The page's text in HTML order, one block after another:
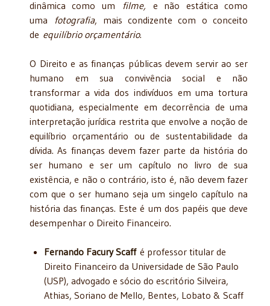
dinâmica como um
filme,e não estática como
uma fotografia, mais condizente com o conceito
de equilíbrio orçamentário.
O Direito e as finanças públicas devem servir ao ser
humano em sua convivência social e não
transformar a vida dos indivíduos em uma tortura
quotidiana, especialmente em decorrência de uma
interpretação jurídica restrita que envolve a noção de
equilíbrio orçamentário ou de sustentabilidade da
dívida. As finanças devem fazer parte da história do
ser humano e ser um capítulo no livro de sua
existência, e não o contrário, isto é, não devem fazer
com que o ser humano seja um singelo capítulo na
história das finanças. Este é um dos papéis que deve
desempenhar o Direito Financeiro.
Fernando Facury Scaff é professor titular de
Direito Financeiro da Universidade de São Paulo
(USP), advogado e sócio do escritório Silveira,
Athias, Soriano de Mello, Bentes, Lobato & Scaff